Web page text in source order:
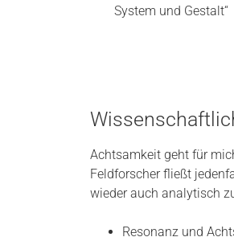
System und Gestalt“
Achtsamkeit geht für
Feldforscher fließt
wieder auch analytisch
Resonanz und